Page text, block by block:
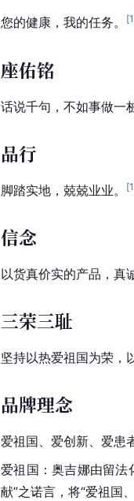
您的健康，我的任务。 [
座佑铭
话说千句，不如事做一
品行
脚踏实地，兢兢业业。 [
信念
以货真价实的产品，真
三荣三耻
坚持以热爱祖国为荣，
品牌理念
爱祖国、爱创新、爱患
爱祖国：奥吉娜由留法
献”之诺言，将“爱祖国